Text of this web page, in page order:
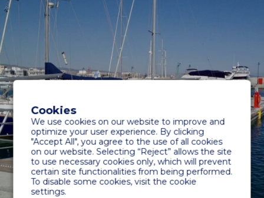
PREMIER
Cookies
We use cookies on our website to improve and
optimize your user experience. By clicking
"Accept All", you agree to the use of all cookies
on our website. Selecting “Reject” allows the site
to use necessary cookies only, which will prevent
certain site functionalities from being performed.
To disable some cookies, visit the cookie
settings.